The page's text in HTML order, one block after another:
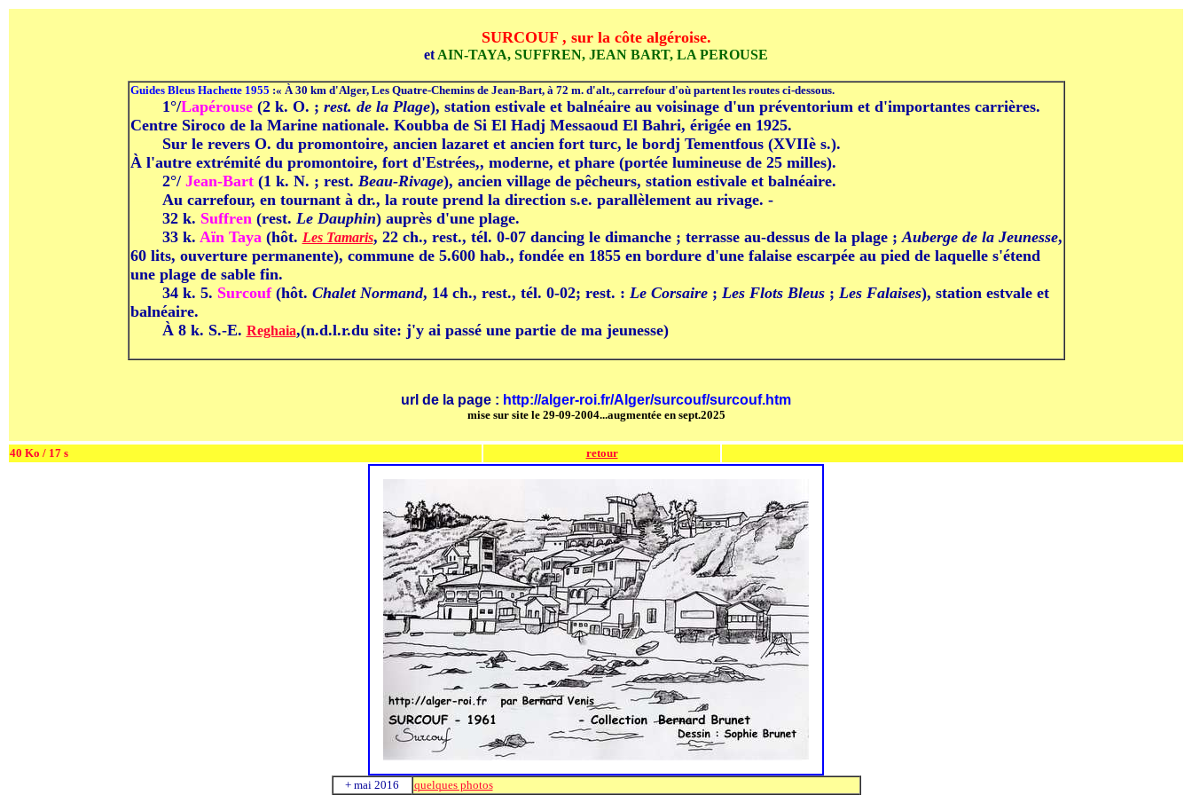
SURCOUF , sur la côte algéroise.
et AIN-TAYA, SUFFREN, JEAN BART, LA PEROUSE
Guides Bleus Hachette 1955 :« À 30 km d'Alger, Les Quatre-Chemins de Jean-Bart, à 72 m. d'alt., carrefour d'où partent les routes ci-dessous.
1°/Lapérouse(2 k. O. ; rest. de la Plage), station estivale et balnéaire au voisinage d'un préventorium et d'importantes carrières.
Centre Sirocode la Marine nationale. Koubba de Si El Hadj Messaoud El Bahri, érigée en 1925.
Sur le revers O. du promontoire, ancien lazaret et ancien fort turc, le bordj Tementfous (XVIIè s.).
À l'autre extrémité du promontoire, fort d'Estrées,, moderne, et phare (portée lumineuse de 25 milles).
2°/Jean-Bart (1 k. N. ; rest. Beau-Rivage), ancien village de pêcheurs, station estivale et balnéaire.
Au carrefour, en tournant à dr., la route prend la direction s.e. parallèlement au rivage. -
32 k. Suffren (rest. Le Dauphin) auprès d'une plage.
33 k. Aïn Taya (hôt. Les Tamaris, 22 ch., rest., tél. 0-07 dancing le dimanche ; terrasse au-dessus de la plage ; Auberge de la Jeunesse,
60 lits, ouverture permanente), commune de 5.600 hab., fondée en 1855 en bordure d'une falaise escarpée au pied de laquelle s'étend
une plage de sable fin.
34 k. 5. Surcouf(hôt. Chalet Normand, 14 ch., rest., tél. 0-02; rest. : Le Corsaire; Les Flots Bleus; Les Falaises), station estvale et
balnéaire.
À 8 k. S.-E. Reghaia,(n.d.l.r.du site: j'y ai passé une partie de ma jeunesse)
url de la page : http://alger-roi.fr/Alger/surcouf/surcouf.htm
mise sur site le 29-09-2004...augmentée en sept.2025
40 Ko / 17 s retour
+ mai 2016 quelques photos